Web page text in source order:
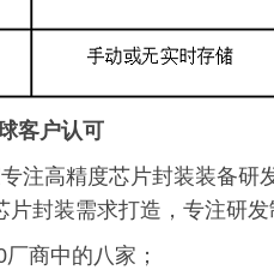
客户认可
注高精度芯片封装装备研
片封装需求打造，专注研
商中的八家；